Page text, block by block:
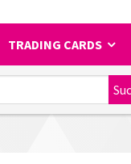
TRADING CARDS